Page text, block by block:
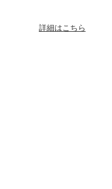
詳細はこちら